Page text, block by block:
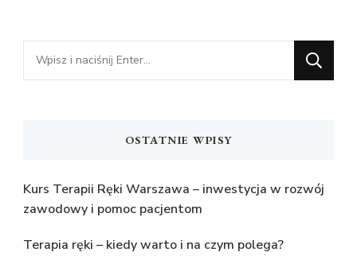
Szukasz
czegoś?
OSTATNIE WPISY
Kurs Terapii Ręki Warszawa – inwestycja w rozwój
zawodowy i pomoc pacjentom
Terapia ręki – kiedy warto i na czym polega?